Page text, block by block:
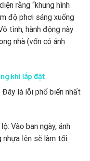
rằng “khung hình
độ phơi sáng xuống
tình, hành động này
nhà (vốn có ánh
khi lắp đặt
là lỗi phổ biến nhất
Vào ban ngày, ánh
lên sẽ làm tối